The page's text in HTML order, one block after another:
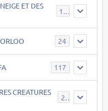
ET DES
17
24
117
CREATURES
26